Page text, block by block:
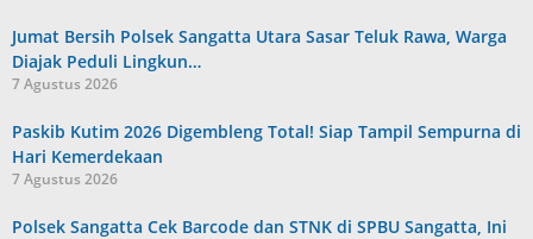
Jumat Bersih Polsek Sangatta Utara Sasar Teluk Rawa, Warga
Diajak Peduli Lingkun…
7 Agustus 2026
Paskib Kutim 2026 Digembleng Total! Siap Tampil Sempurna di
Hari Kemerdekaan
7 Agustus 2026
Polsek Sangatta Cek Barcode dan STNK di SPBU Sangatta, Ini